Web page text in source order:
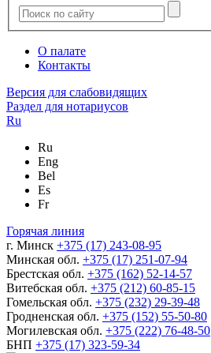
О палате
Контакты
Версия для слабовидящих
Раздел для нотариусов
Ru
Ru
Eng
Bel
Es
Fr
Горячая линия
г. Минск +375 (17) 243-08-95
Минская обл. +375 (17) 251-07-94
Брестская обл. +375 (162) 52-14-57
Витебская обл. +375 (212) 60-85-15
Гомельская обл. +375 (232) 29-39-48
Гродненская обл. +375 (152) 55-50-80
Могилевская обл. +375 (222) 76-48-50
БНП +375 (17) 323-59-34